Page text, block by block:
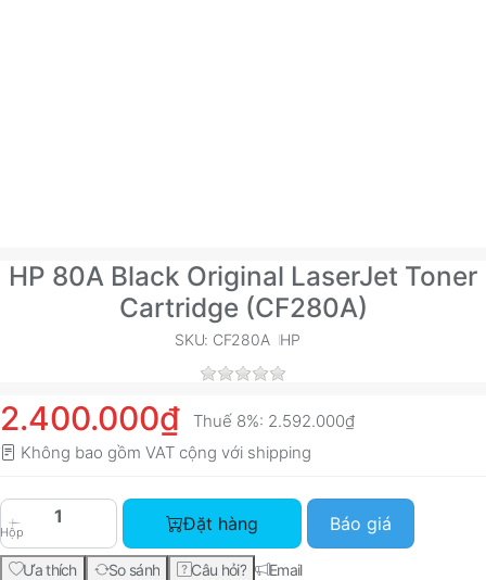
HP 80A Black Original LaserJet Toner
Cartridge (CF280A)
SKU: CF280A HP
2.400.000₫ Thuế 8%: 2.592.000₫
Không bao gồm VAT cộng với shipping
Hộp
HP 80A Black Original LaserJet Toner
Đặt hàng Báo giá
Ưa thích So sánh Câu hỏi? Email